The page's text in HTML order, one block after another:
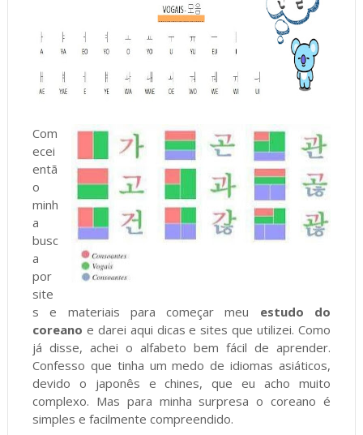
Com
ecei
entã
o
minh
a
busc
a
por
site
s e materiais para começar meu estudo do
coreano e darei aqui dicas e sites que utilizei. Como
já disse, achei o alfabeto bem fácil de aprender.
Confesso que tinha um medo de idiomas asiáticos,
devido o japonês e chines, que eu acho muito
complexo. Mas para minha surpresa o coreano é
simples e facilmente compreendido.